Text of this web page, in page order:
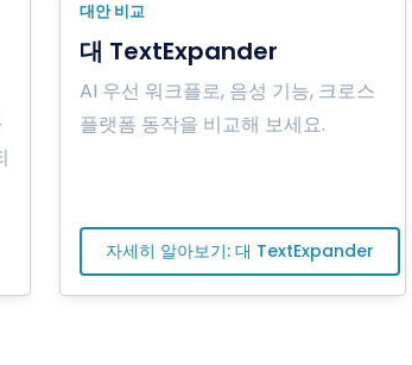
대안 비교
대 TextExpander
AI 우선 워크플로, 음성 기능, 크로스
플랫폼 동작을 비교해 보세요.
자세히 알아보기: 대 TextExpander